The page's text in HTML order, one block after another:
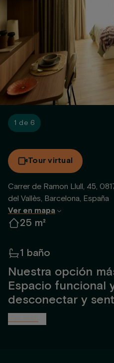
1 de 6
Tour virtual
Carrer de Ramon Llull, 45,
del Vallès, Barcelona, España
Ver en mapa
25 m²
1 baño
Nuestra opción
Espacio funcional
desconectar y
casa. Para hasta 2
totalmente